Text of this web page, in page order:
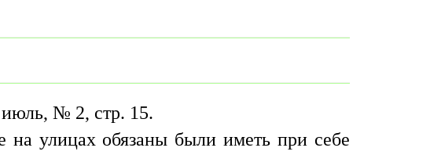
№ 2, стр. 15.
на улицах обязаны были иметь при себе